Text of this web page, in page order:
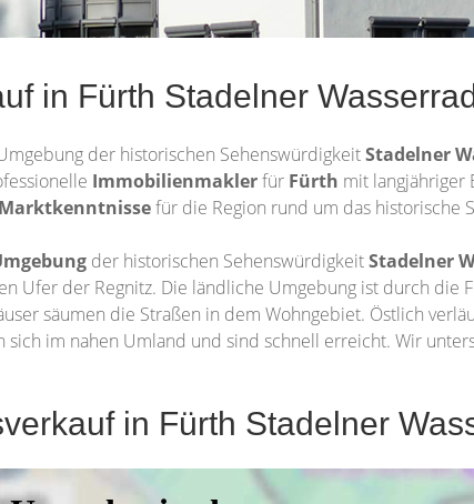
in Fürth Stadelner
der historischen SehenswürdigkeitStadelner
Immobilienmaklerfür Fürth mit langjähriger
für die Region rund um das historische
der historischen SehenswürdigkeitStadelner
Ufer der Regnitz. Die ländliche Umgebung ist durch
säumen die Straßen in dem Wohngebiet. Östlich
sich im nahen Umland und sind schnell erreicht. Wir
in Fürth Stadelner